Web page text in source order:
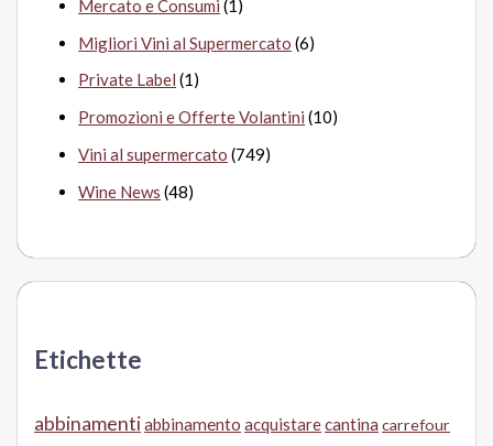
Mercato e Consumi (1)
Migliori Vini al Supermercato (6)
Private Label (1)
Promozioni e Offerte Volantini (10)
Vini al supermercato (749)
Wine News (48)
Etichette
abbinamentiabbinamento acquistarecantina carrefour